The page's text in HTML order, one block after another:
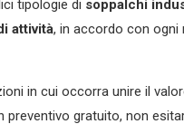
tipologie di soppalchi
attività, in accordo con ogni
in cui occorra unire il
gratuito, non